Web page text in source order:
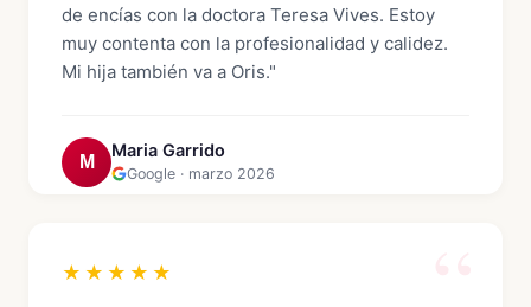
de encías con la doctora Teresa Vives. Estoy
muy contenta con la profesionalidad y calidez.
Mi hija también va a Oris."
M
Maria Garrido
Google · marzo 2026
★★★★★